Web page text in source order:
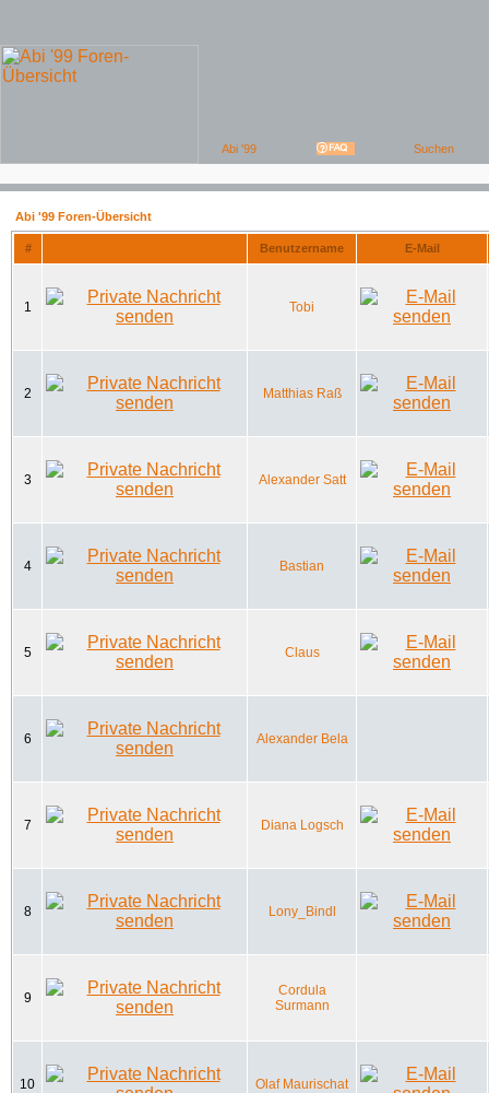
Abi '99 Foren-Übersicht
# Benutzername E-Mail
1 Tobi
2 Matthias Raß
3 Alexander Satt
4 Bastian
5 Claus
6 Alexander Bela
7 Diana Logsch
8 Lony_Bindl
9
Cordula
Surmann
10 Olaf Maurischat